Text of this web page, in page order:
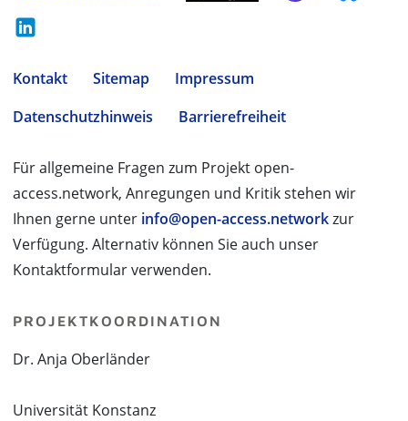
Kontakt Sitemap
Impressum
Datenschutzhinweis
Barrierefreiheit
Für allgemeine Fragen zum Projekt open-
access.network, Anregungen und Kritik stehen wir
Ihnen gerne unter info@open-access.networkzur
Verfügung. Alternativ können Sie auch unser
Kontaktformular verwenden.
PROJEKTKOORDINATION
Dr. Anja Oberländer
Universität Konstanz